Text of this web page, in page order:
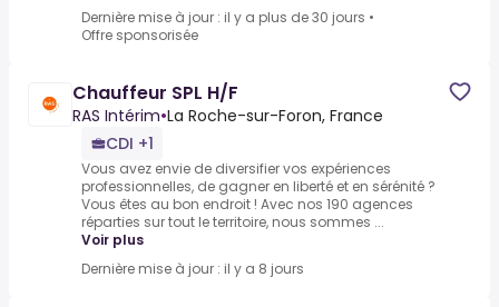
Dernière mise à jour : il y a plus de 30 jours •
Offre sponsorisée
Chauffeur SPL H/F
RAS Intérim•La Roche-sur-Foron, France
CDI +1
Vous avez envie de diversifier vos expériences
professionnelles, de gagner en liberté et en sérénité ?
Vous êtes au bon endroit ! Avec nos 190 agences
réparties sur tout le territoire, nous sommes ...
Voir plus
Dernière mise à jour : il y a 8 jours